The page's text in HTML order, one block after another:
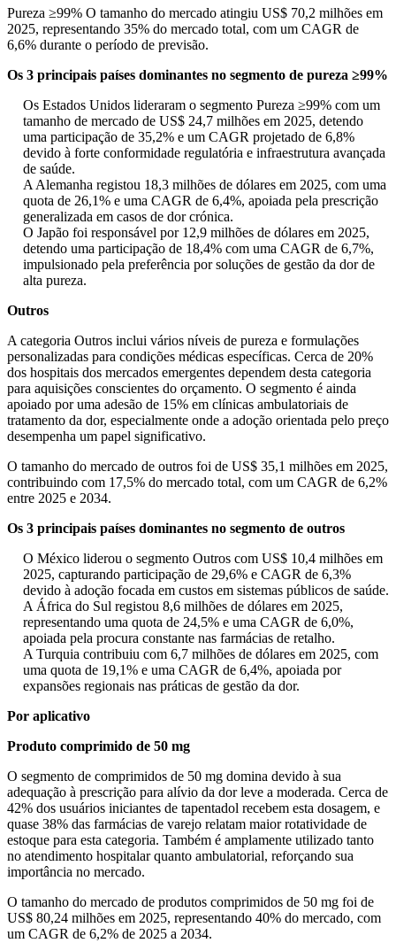
Pureza ≥99% O tamanho do mercado atingiu US$ 70,2 milhões em
2025, representando 35% do mercado total, com um CAGR de
6,6% durante o período de previsão.
Os 3 principais países dominantes no segmento de pureza ≥99%
Os Estados Unidos lideraram o segmento Pureza ≥99% com um
tamanho de mercado de US$ 24,7 milhões em 2025, detendo
uma participação de 35,2% e um CAGR projetado de 6,8%
devido à forte conformidade regulatória e infraestrutura avançada
de saúde.
A Alemanha registou 18,3 milhões de dólares em 2025, com uma
quota de 26,1% e uma CAGR de 6,4%, apoiada pela prescrição
generalizada em casos de dor crónica.
O Japão foi responsável por 12,9 milhões de dólares em 2025,
detendo uma participação de 18,4% com uma CAGR de 6,7%,
impulsionado pela preferência por soluções de gestão da dor de
alta pureza.
Outros
A categoria Outros inclui vários níveis de pureza e formulações
personalizadas para condições médicas específicas. Cerca de 20%
dos hospitais dos mercados emergentes dependem desta categoria
para aquisições conscientes do orçamento. O segmento é ainda
apoiado por uma adesão de 15% em clínicas ambulatoriais de
tratamento da dor, especialmente onde a adoção orientada pelo preço
desempenha um papel significativo.
O tamanho do mercado de outros foi de US$ 35,1 milhões em 2025,
contribuindo com 17,5% do mercado total, com um CAGR de 6,2%
entre 2025 e 2034.
Os 3 principais países dominantes no segmento de outros
O México liderou o segmento Outros com US$ 10,4 milhões em
2025, capturando participação de 29,6% e CAGR de 6,3%
devido à adoção focada em custos em sistemas públicos de saúde.
A África do Sul registou 8,6 milhões de dólares em 2025,
representando uma quota de 24,5% e uma CAGR de 6,0%,
apoiada pela procura constante nas farmácias de retalho.
A Turquia contribuiu com 6,7 milhões de dólares em 2025, com
uma quota de 19,1% e uma CAGR de 6,4%, apoiada por
expansões regionais nas práticas de gestão da dor.
Por aplicativo
Produto comprimido de 50 mg
O segmento de comprimidos de 50 mg domina devido à sua
adequação à prescrição para alívio da dor leve a moderada. Cerca de
42% dos usuários iniciantes de tapentadol recebem esta dosagem, e
quase 38% das farmácias de varejo relatam maior rotatividade de
estoque para esta categoria. Também é amplamente utilizado tanto
no atendimento hospitalar quanto ambulatorial, reforçando sua
importância no mercado.
O tamanho do mercado de produtos comprimidos de 50 mg foi de
US$ 80,24 milhões em 2025, representando 40% do mercado, com
um CAGR de 6,2% de 2025 a 2034.